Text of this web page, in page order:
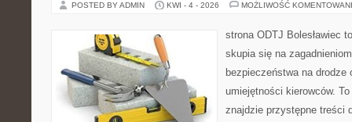
POSTED BY ADMIN KWI - 4 - 2026 MOŻLIWOŚĆ
strona ODTJ Bolesławiec
skupia się na
bezpieczeństwa na drodze
umiejętności kierowców.
znajdzie przystępne treści